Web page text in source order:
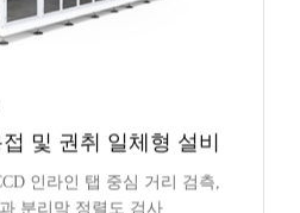
및 권취 일체형 설비
인라인 탭 중심 거리 검측,
분리막 정렬도 검사